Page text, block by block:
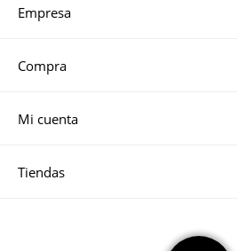
Empresa
Compra
Mi cuenta
Tiendas